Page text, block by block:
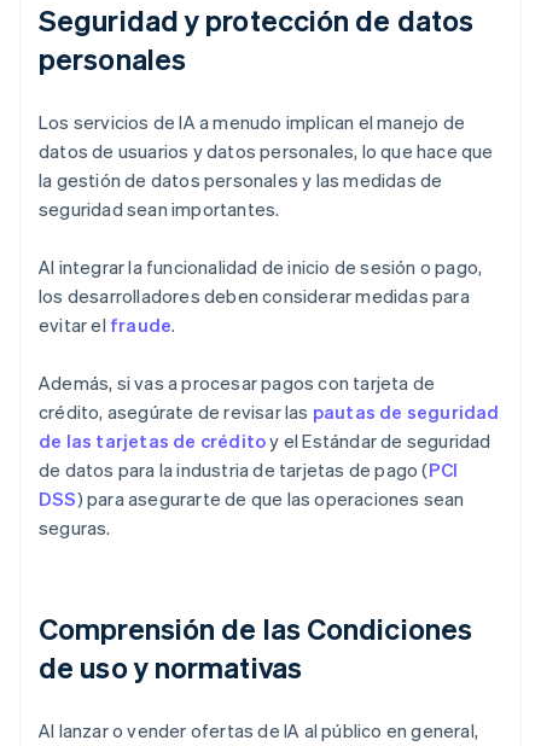
Seguridad y protección de datos
personales
Los servicios de IA a menudo implican el manejo de
datos de usuarios y datos personales, lo que hace que
la gestión de datos personales y las medidas de
seguridad sean importantes.
Al integrar la funcionalidad de inicio de sesión o pago,
los desarrolladores deben considerar medidas para
evitar el fraude.
Además, si vas a procesar pagos con tarjeta de
crédito, asegúrate de revisar las pautas de seguridad
de las tarjetas de créditoy el Estándar de seguridad
de datos para la industria de tarjetas de pago (PCI
DSS) para asegurarte de que las operaciones sean
seguras.
Comprensión de las Condiciones
de uso y normativas
Al lanzar o vender ofertas de IA al público en general,